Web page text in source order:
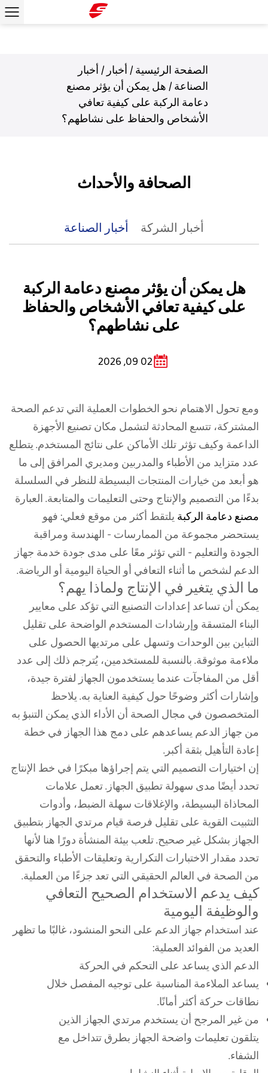
الصفحة الرئيسية/أخبار/أخبار
الصناعة/هل يمكن أن يؤثر مصنع
دعامة الركبة على كيفية تعافي
الأشخاص والحفاظ على نشاطهم؟
الصحافة والأحداث
أخبار الشركة أخبار الصناعة
هل يمكن أن يؤثر مصنع دعامة الركبة
على كيفية تعافي الأشخاص والحفاظ
على نشاطهم؟
02 09, 2026
ومع تحول الاهتمام نحو الخطوات العملية التي تدعم الصحة
المشتركة، تتسع المحادثة لتشمل مكان تصنيع الأجهزة
الداعمة وكيف تؤثر تلك الأماكن على نتائج المستخدم. يتطلع
عدد متزايد من الأطباء والمدربين ومديري المرافق إلى ما
هو أبعد من خيارات المنتجات البسيطة للنظر في السلسلة
بدءًا من التصميم والإنتاج وحتى التعليمات والمتابعة. العبارة
مصنع دعامة الركبةيلتقط أكثر من موقع فعلي: فهو
يستحضر مجموعة من الممارسات - الهندسة ومراقبة
الجودة والتعليم - التي تؤثر معًا على مدى جودة خدمة جهاز
الدعم لشخص ما أثناء التعافي أو الحياة اليومية أو الرياضة.
ما الذي يتغير في الإنتاج ولماذا يهم؟
يمكن أن تساعد إعدادات التصنيع التي تؤكد على معايير
البناء المتسقة وإرشادات المستخدم الواضحة على تقليل
التباين بين الوحدات وتسهل على مرتديها الحصول على
ملاءمة موثوقة. بالنسبة للمستخدمين، يُترجم ذلك إلى عدد
أقل من المفاجآت عندما يستخدمون الجهاز لفترة جيدة،
وإشارات أكثر وضوحًا حول كيفية العناية به. يلاحظ
المتخصصون في مجال الصحة أن الأداء الذي يمكن التنبؤ به
من جهاز الدعم يساعدهم على دمج هذا الجهاز في خطة
إعادة التأهيل بثقة أكبر.
إن اختيارات التصميم التي يتم إجراؤها مبكرًا في خط الإنتاج
تحدد أيضًا مدى سهولة تطبيق الجهاز. تعمل علامات
المحاذاة البسيطة، والإغلاقات سهلة الضبط، وأدوات
التثبيت القوية على تقليل فرصة قيام مرتدي الجهاز بتطبيق
الجهاز بشكل غير صحيح. تلعب بيئة المنشأة دورًا هنا لأنها
تحدد مقدار الاختبارات التكرارية وتعليقات الأطباء والتحقق
من الصحة في العالم الحقيقي التي تعد جزءًا من العملية.
كيف يدعم الاستخدام الصحيح التعافي
والوظيفة اليومية
عند استخدام جهاز الدعم على النحو المنشود، غالبًا ما تظهر
العديد من الفوائد العملية:
الدعم الذي يساعد على التحكم في الحركة
يساعد الملاءمة المناسبة على توجيه المفصل خلال
نطاقات حركة أكثر أمانًا.
من غير المرجح أن يستخدم مرتدي الجهاز الذين
يتلقون تعليمات واضحة الجهاز بطرق تتداخل مع
الشفاء.